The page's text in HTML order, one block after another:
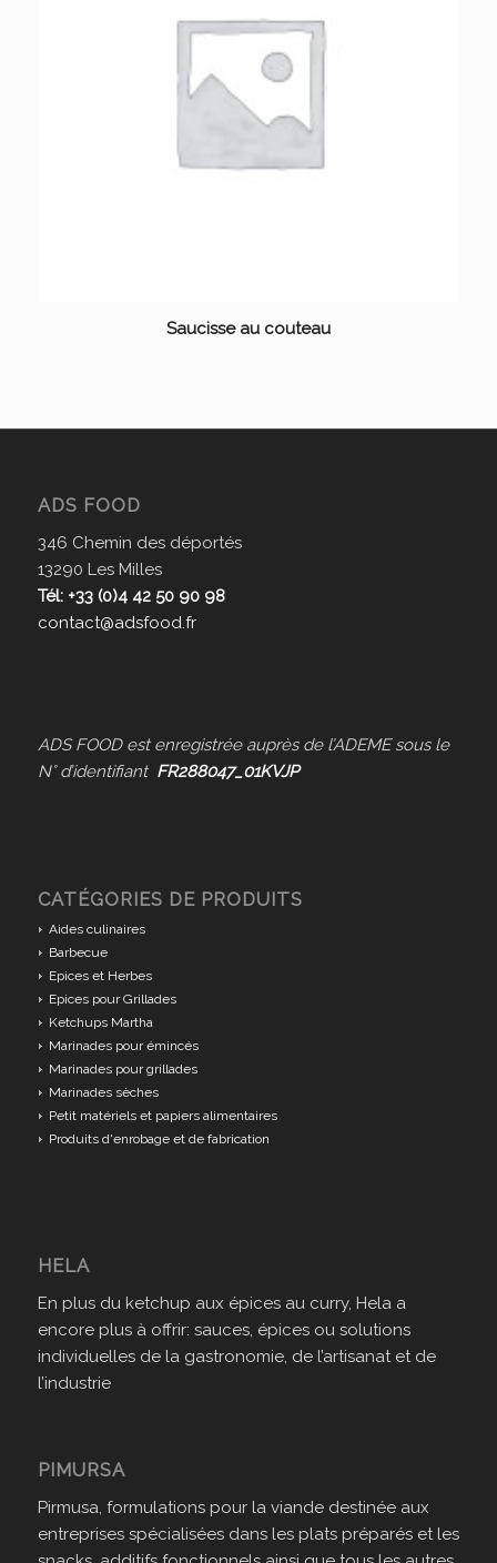
Saucisse au couteau
ADS FOOD
346 Chemin des déportés
13290 Les Milles
Tél: +33 (0)4 42 50 90 98
contact@adsfood.fr
ADS FOOD est enregistrée auprès de l’ADEME sous le
N° d’identifiant FR288047_01KVJP
CATÉGORIES DE PRODUITS
Aides culinaires
Barbecue
Epices et Herbes
Epices pour Grillades
Ketchups Martha
Marinades pour émincés
Marinades pour grillades
Marinades sèches
Petit matériels et papiers alimentaires
Produits d'enrobage et de fabrication
HELA
En plus du ketchup aux épices au curry, Hela a
encore plus à offrir: sauces, épices ou solutions
individuelles de la gastronomie, de l’artisanat et de
l’industrie
PIMURSA
Pirmusa, formulations pour la viande destinée aux
entreprises spécialisées dans les plats préparés et les